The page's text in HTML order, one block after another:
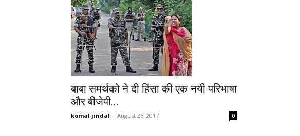
बाबा समर्थको ने दी हिंसा की एक नयी परिभाषा
और बीजेपी...
komal jindal - August 26, 2017 0